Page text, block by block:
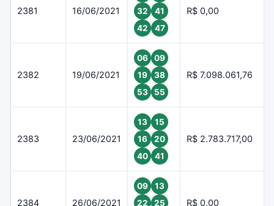
2381 16/06/2021
32
41
42
47
R$ 0,00
2382 19/06/2021
06
09
19
38
53
55
R$ 7.098.061,76
2383 23/06/2021
13
15
16
20
40
41
R$ 2.783.717,00
2384 26/06/2021
09
13
22
25
R$ 0,00